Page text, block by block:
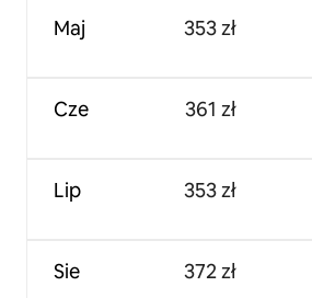
Maj
Cze
Lip
Sie
353 zł
361 zł
353 zł
372 zł